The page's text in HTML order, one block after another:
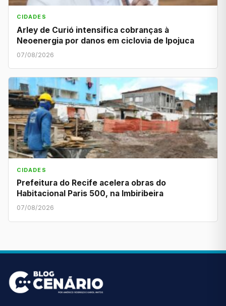
CIDADES
Arley de Curió intensifica cobranças à
Neoenergia por danos em ciclovia de Ipojuca
07/08/2026
CIDADES
Prefeitura do Recife acelera obras do
Habitacional Paris 500, na Imbiribeira
07/08/2026